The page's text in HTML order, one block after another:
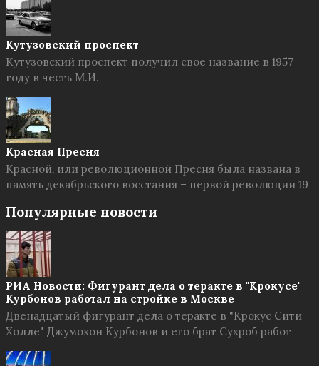
Кутузовский проспект
Кутузовский проспект получил свое название в 1957
году в честь М.И.
Красная Пресня
Красной, или революционной Пресня была названа в
память декабрьского восстания – первой революции 19
Популярные новости
РИА Новости: Фигурант дела о теракте в "Крокусе"
Курбонов работал на стройке в Москве
Двенадцатый фигурант дела о теракте в "Крокус Сити
Холле" Джумохон Курбонов и его брат Сухроб работ